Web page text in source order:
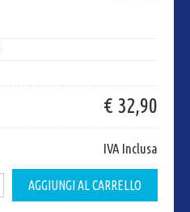
€ 32,90
IVA Inclusa